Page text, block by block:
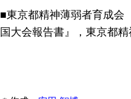
■東京都精神薄弱者育成
国大会報告書』，東京都